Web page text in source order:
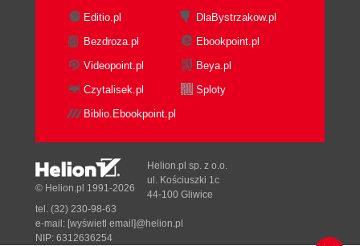
Editio.pl
DlaBystrzakow.pl
Bezdroza.pl
Ebookpoint.pl
Videopoint.pl
Beya.pl
Czytalisek.pl
Sploty
Biblio.Ebookpoint.pl
© Helion.pl 1991-2026
Helion.pl sp. z o.o.
ul. Kościuszki 1c
44-100 Gliwice
tel. (32) 230-98-63
e-mail: [wyświetl email]@helion.pl
NIP: 6312636254